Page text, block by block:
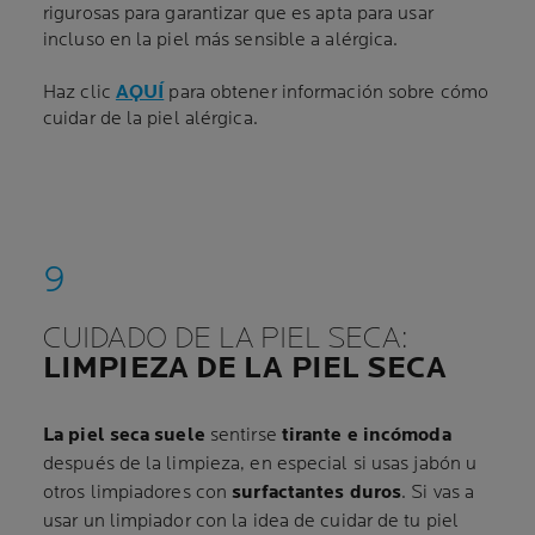
rigurosas para garantizar que es apta para usar
incluso en la piel más sensible a alérgica.
Haz clic AQUÍ para obtener información sobre cómo
cuidar de la piel alérgica.
CUIDADO DE LA PIEL SECA:
LIMPIEZA DE LA PIEL SECA
La piel seca suele sentirse tirante e incómoda
después de la limpieza, en especial si usas jabón u
otros limpiadores con surfactantes duros. Si vas a
usar un limpiador con la idea de cuidar de tu piel